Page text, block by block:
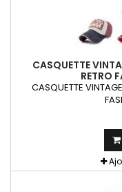
CASQUETTE
RETRO
CASQUETTE